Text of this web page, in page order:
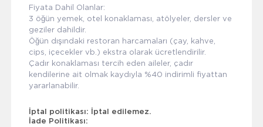
Fiyata Dahil Olanlar:
3 öğün yemek, otel konaklaması, atölyeler, dersler ve
geziler dahildir.
Öğün dışındaki restoran harcamaları (çay, kahve,
cips, içecekler vb.) ekstra olarak ücretlendirilir.
Çadır konaklaması tercih eden aileler, çadır
kendilerine ait olmak kaydıyla %40 indirimli fiyattan
yararlanabilir.
İptal politikası:
İptal edilemez.
İade Politikası: